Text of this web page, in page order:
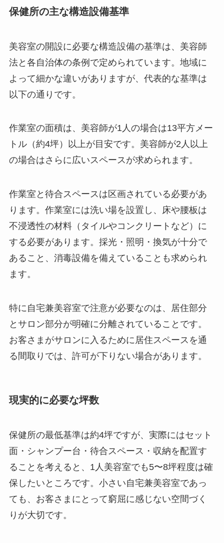
保健所の主な構造設備基準
美容室の開設に必要な構造設備の基準は、美容師
法と各自治体の条例で定められています。地域に
よって細かな違いがありますが、代表的な基準は
以下の通りです。
作業室の面積は、美容師が1人の場合は13平方メー
トル（約4坪）以上が目安です。美容師が2人以上
の場合はさらに広いスペースが求められます。
作業室と待合スペースは区画されている必要があ
ります。作業室には洗い場を設置し、床や腰板は
不浸透性の材料（タイルやコンクリートなど）に
する必要があります。採光・照明・換気が十分で
あること、消毒設備を備えていることも求められ
ます。
特に自宅兼美容室で注意が必要なのは、居住部分
とサロン部分が明確に分離されていることです。
お客さまがサロンに入るために居住スペースを通
る間取りでは、許可が下りない場合があります。
現実的に必要な坪数
保健所の最低基準は約4坪ですが、実際にはセット
面・シャンプー台・待合スペース・収納を配置す
ることを考えると、1人美容室でも5〜8坪程度は確
保したいところです。小さい自宅兼美容室であっ
ても、お客さまにとって窮屈に感じない空間づく
りが大切です。